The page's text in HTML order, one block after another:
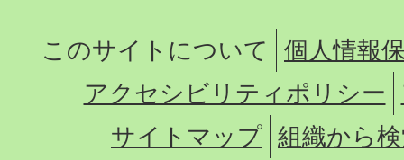
このサイトについて
個人情報
アクセシビリティポリシー
サイトマップ 組織から